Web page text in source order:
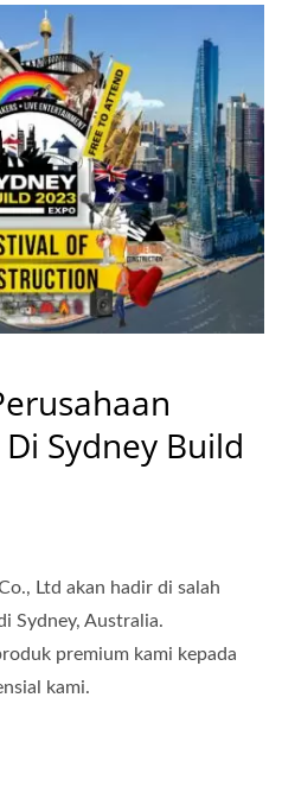
Sydney Build
Ltd akan hadir di salah
Sydney, Australia.
premium kami kepada
kami.